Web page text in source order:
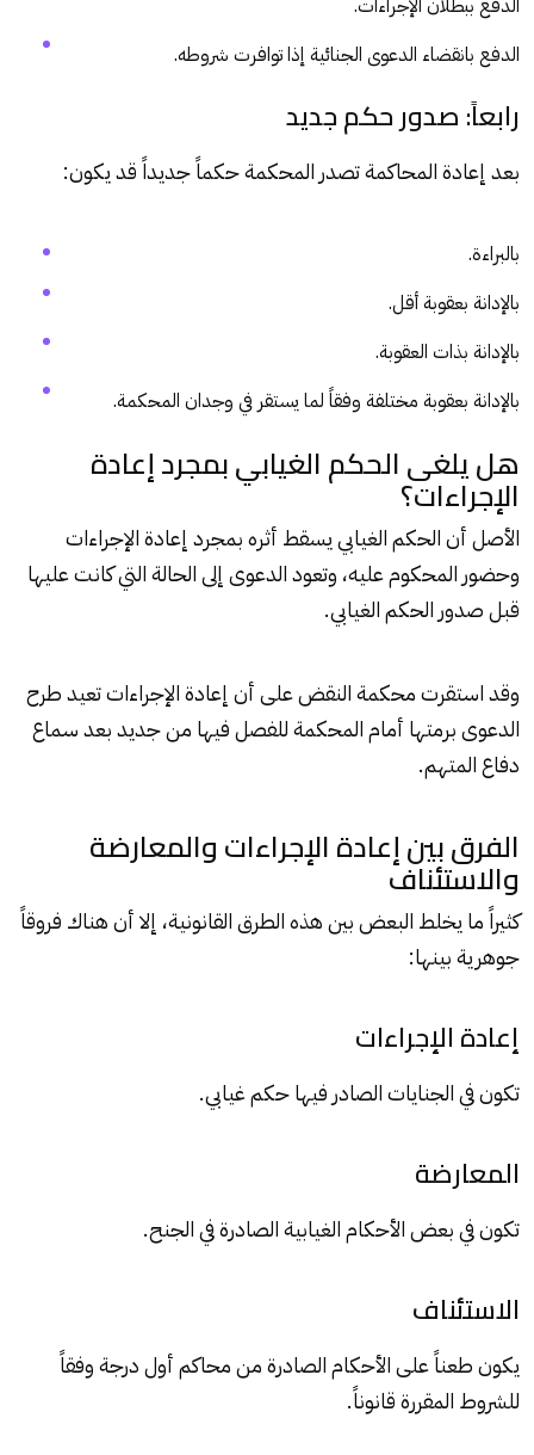
الدفع ببطلان الإجراءات.
الدفع بانقضاء الدعوى الجنائية إذا توافرت شروطه.
رابعاً: صدور حكم جديد
بعد إعادة المحاكمة تصدر المحكمة حكماً جديداً قد يكون:
بالبراءة.
بالإدانة بعقوبة أقل.
بالإدانة بذات العقوبة.
بالإدانة بعقوبة مختلفة وفقاً لما يستقر في وجدان المحكمة.
هل يلغى الحكم الغيابي بمجرد إعادة
الإجراءات؟
الأصل أن الحكم الغيابي يسقط أثره بمجرد إعادة الإجراءات
وحضور المحكوم عليه، وتعود الدعوى إلى الحالة التي كانت عليها
قبل صدور الحكم الغيابي.
وقد استقرت محكمة النقض على أن إعادة الإجراءات تعيد طرح
الدعوى برمتها أمام المحكمة للفصل فيها من جديد بعد سماع
دفاع المتهم.
الفرق بين إعادة الإجراءات والمعارضة
والاستئناف
كثيراً ما يخلط البعض بين هذه الطرق القانونية، إلا أن هناك فروقاً
جوهرية بينها:
إعادة الإجراءات
تكون في الجنايات الصادر فيها حكم غيابي.
المعارضة
تكون في بعض الأحكام الغيابية الصادرة في الجنح.
الاستئناف
يكون طعناً على الأحكام الصادرة من محاكم أول درجة وفقاً
للشروط المقررة قانوناً.